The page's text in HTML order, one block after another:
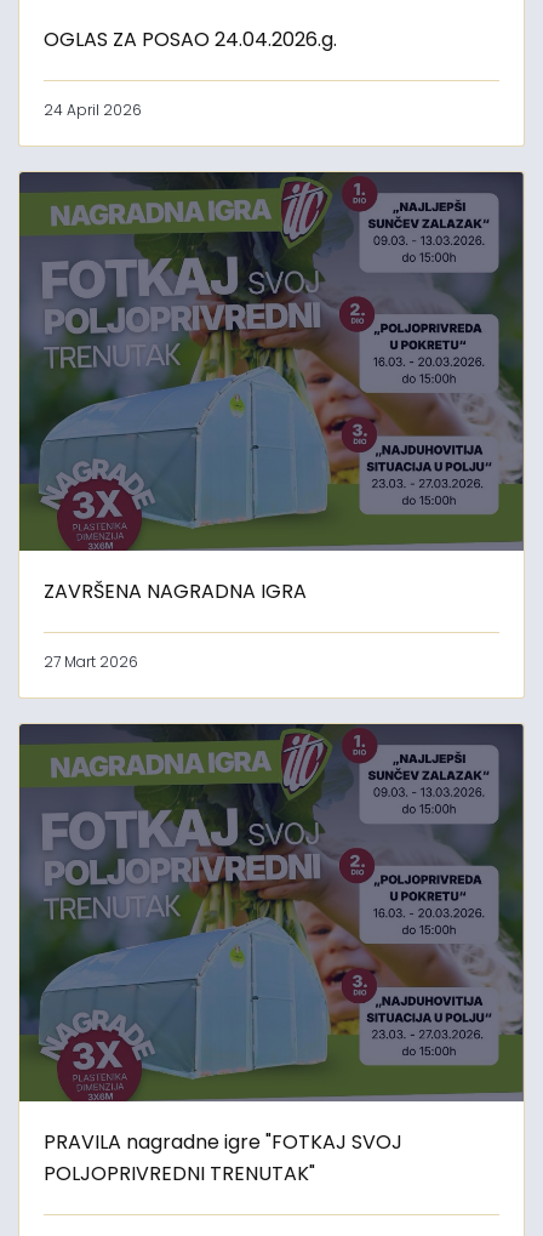
OGLAS ZA POSAO 24.04.2026.g.
24 April 2026
ZAVRŠENA NAGRADNA IGRA
27 Mart 2026
PRAVILA nagradne igre "FOTKAJ SVOJ
POLJOPRIVREDNI TRENUTAK"